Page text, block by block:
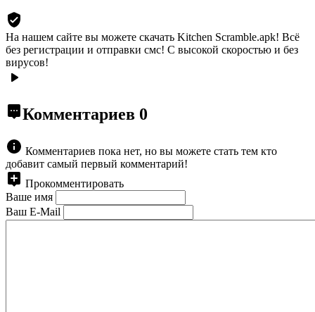
На нашем сайте вы можете скачать Kitchen Scramble.apk! Всё
без регистрации и отправки смс! С высокой скоростью и без
вирусов!
Комментариев 0
Комментариев пока нет, но вы можете стать тем кто
добавит самый первый комментарий!
Прокомментировать
Ваше имя
Ваш E-Mail